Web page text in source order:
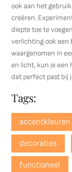
ook aan het
creëren.
diepte toe te
verlichting ook een
waargenomen in
en licht, kun je een
dat perfect past bij
Tags:
accentkleuren
decoraties
functioneel